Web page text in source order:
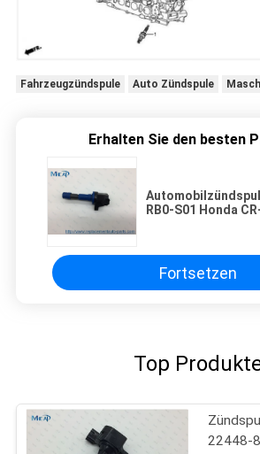
Fahrzeugzündspule Auto Zündspule
Erhalten Sie den besten
RB0-S01 Honda
Fortsetzen
Top
22448-